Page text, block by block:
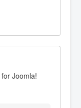
Joomla!